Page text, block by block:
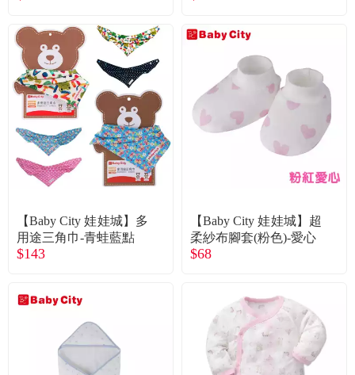
【Baby City 娃娃城】多
用途三角巾-青蛙藍點
$143
【Baby City 娃娃城】超
柔紗布腳套(粉色)-愛心
$68